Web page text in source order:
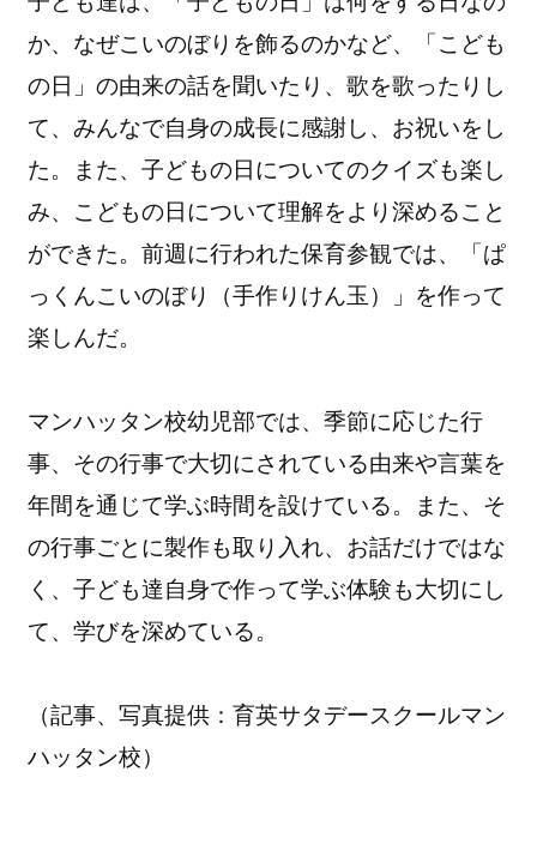
か、 なぜこいのぼりを飾るのかなど、「こども
の日」の由来の話を聞いたり、歌を歌ったりし
て、みんなで自身の成長に感謝し、お祝いをし
た。また、子どもの日についてのクイズも楽し
み、 こどもの日について理解をより深めること
ができた。前週に行われた保育参観では、「ぱ
っくんこいのぼり（手作りけん玉）」を作って
楽しんだ。
マンハッタン校幼児部では、季節に応じた行
事、 その行事で大切にされている由来や言葉を
年間を通じて学ぶ時間を設けている。また、そ
の行事ごとに製作も取り入れ、 お話だけではな
く、子ども達自身で作って学ぶ体験も大切にし
て、学びを深めている。
（記事、写真提供：育英サタデースクールマン
ハッタン校）